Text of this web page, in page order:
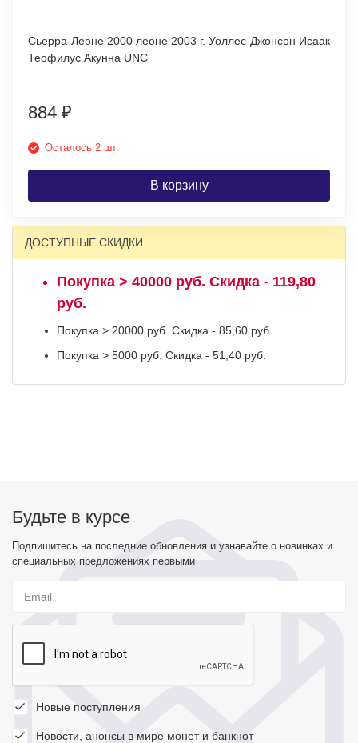
Сьерра-Леоне 2000 леоне 2003 г. Уоллес-Джонсон Исаак
Теофилус Акунна UNC
884 ₽
Осталось 2 шт.
В корзину
ДОСТУПНЫЕ СКИДКИ
Покупка > 40000 руб. Скидка - 119,80
руб.
Покупка > 20000 руб. Скидка - 85,60 руб.
Покупка > 5000 руб. Скидка - 51,40 руб.
Будьте в курсе
Подпишитесь на последние обновления и узнавайте о новинках и
специальных предложениях первыми
Новые поступления
Новости, анонсы в мире монет и банкнот